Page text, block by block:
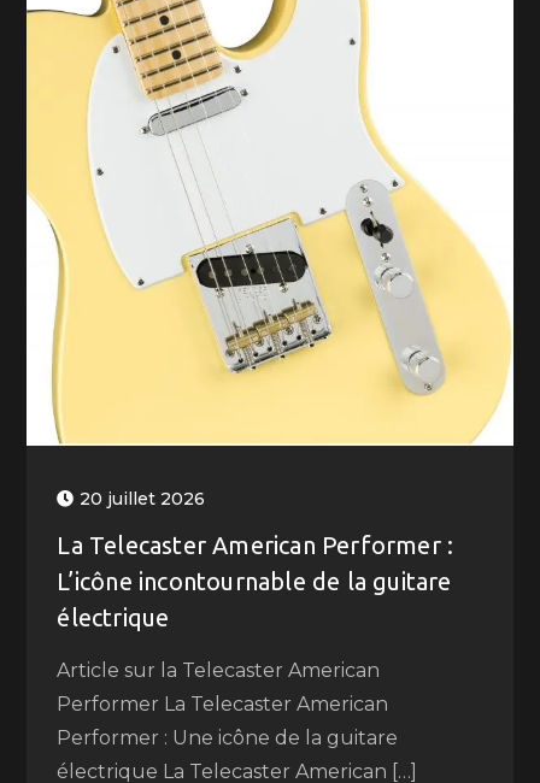
20 juillet 2026
La Telecaster American Performer :
L’icône incontournable de la guitare
électrique
Article sur la Telecaster American
Performer La Telecaster American
Performer : Une icône de la guitare
électrique La Telecaster American […]